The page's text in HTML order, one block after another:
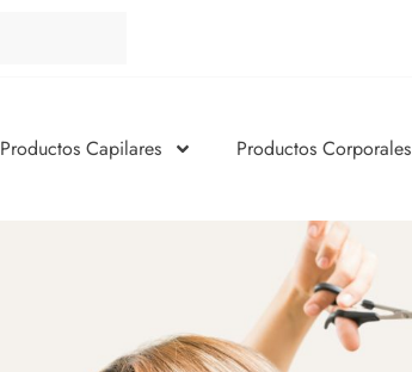
Productos Capilares Productos Corporales